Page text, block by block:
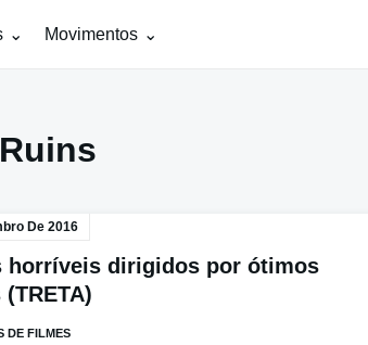
Movimentos
De 2016
horríveis dirigidos por ótimos
DE FILMES